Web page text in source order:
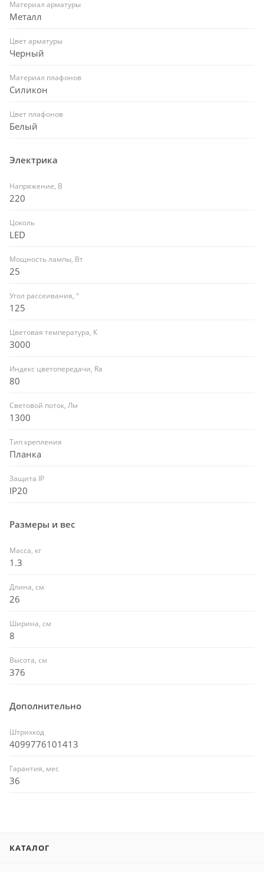
Материал арматуры
Металл
Цвет арматуры
Черный
Материал плафонов
Силикон
Цвет плафонов
Белый
Электрика
Напряжение, В
220
Цоколь
LED
Мощность лампы, Вт
25
Угол рассеивания, °
125
Цветовая температура, К
3000
Индекс цветопередачи, Ra
80
Световой поток, Лм
1300
Тип крепления
Планка
Защита IP
IP20
Размеры и вес
Масса, кг
1.3
Длина, см
26
Ширина, см
8
Высота, см
376
Дополнительно
Штрихкод
4099776101413
Гарантия, мес
36
КАТАЛОГ